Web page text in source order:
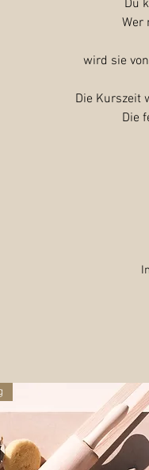
Du
Wer
wird sie
Die Kurszeit
Die